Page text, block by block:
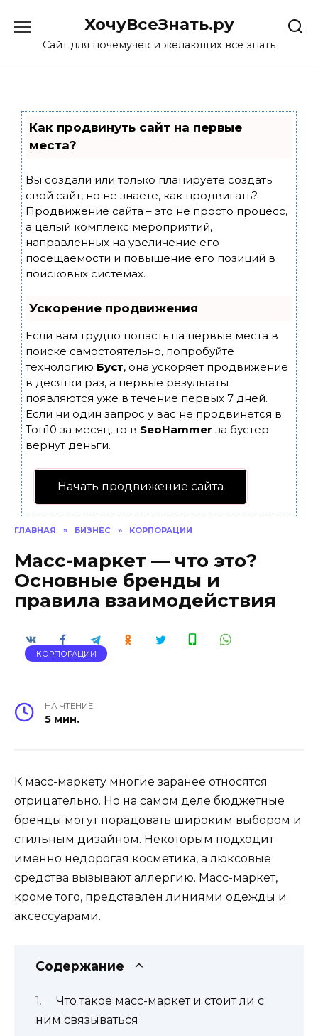
content
ХочуВсеЗнать.ру
Сайт для почемучек и желающих всё знать
Как продвинуть сайт на первые
места?
Вы создали или только планируете создать
свой сайт, но не знаете, как продвигать?
Продвижение сайта – это не просто процесс,
а целый комплекс мероприятий,
направленных на увеличение его
посещаемости и повышение его позиций в
поисковых системах.
Ускорение продвижения
Если вам трудно попасть на первые места в
поиске самостоятельно, попробуйте
технологию Буст, она ускоряет продвижение
в десятки раз, а первые результаты
появляются уже в течение первых 7 дней.
Если ни один запрос у вас не продвинется в
Топ10 за месяц, то в SeoHammer за бустер
вернут деньги.
Начать продвижение сайта
ГЛАВНАЯ » БИЗНЕС » КОРПОРАЦИИ
Масс-маркет — что это?
Основные бренды и
правила взаимодействия
КОРПОРАЦИИ
НА ЧТЕНИЕ
5 мин.
К масс-маркету многие заранее относятся
отрицательно. Но на самом деле бюджетные
бренды могут порадовать широким выбором и
стильным дизайном. Некоторым подходит
именно недорогая косметика, а люксовые
средства вызывают аллергию. Масс-маркет,
кроме того, представлен линиями одежды и
аксессуарами.
Содержание
Что такое масс-маркет и стоит ли с
ним связываться